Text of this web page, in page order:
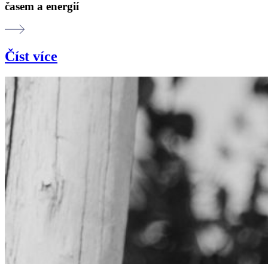
časem a energií
Číst více